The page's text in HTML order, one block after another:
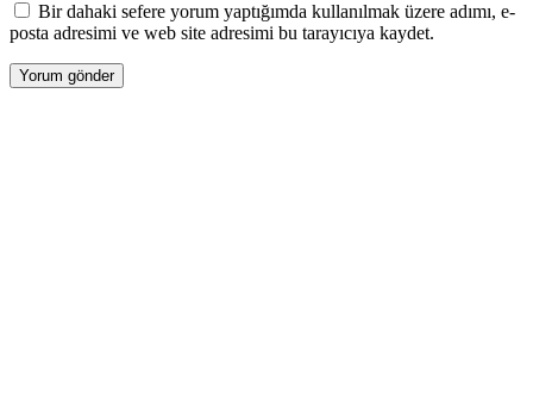
Bir dahaki sefere yorum yaptığımda kullanılmak üzere adımı, e-
posta adresimi ve web site adresimi bu tarayıcıya kaydet.